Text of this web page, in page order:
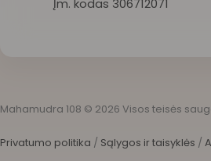
Mahamudra 108 © 2026 Visos teisės
Privatumo politika / Sąlygos ir taisyklės /